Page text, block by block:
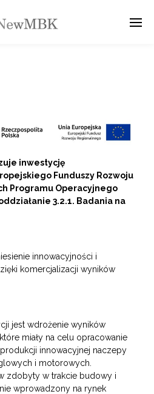
inwestycję
Funduszy Rozwoju
Programu Operacyjnego
3.2.1. Badania na
innowacyjności i
komercjalizacji wyników
jest wdrożenie wyników
miały na celu opracowanie
innowacyjnej naczepy
i motorowych.
zdobyty w trakcie budowy i
wprowadzony na rynek